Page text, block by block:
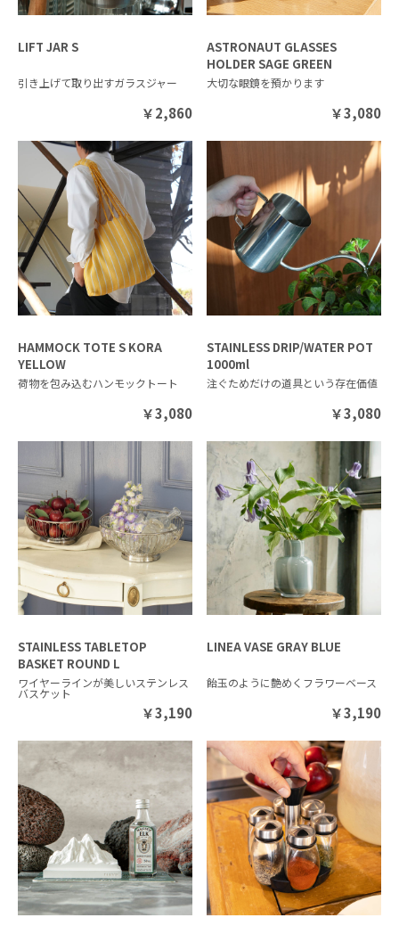
LIFT JAR S
引き上げて取り出すガラスジャー
￥2,860
ASTRONAUT GLASSES
HOLDER SAGE GREEN
大切な眼鏡を預かります
￥3,080
HAMMOCK TOTE S KORA
YELLOW
荷物を包み込むハンモックトート
￥3,080
STAINLESS DRIP/WATER POT
1000ml
注ぐためだけの道具という存在価値
￥3,080
STAINLESS TABLETOP
BASKET ROUND L
ワイヤーラインが美しいステンレス
バスケット
￥3,190
LINEA VASE GRAY BLUE
飴玉のように艶めくフラワーベース
￥3,190